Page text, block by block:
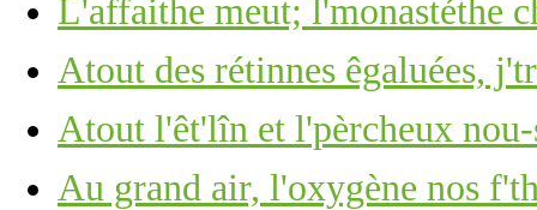
L'affaithe meut; l'monastéthe
Atout des rétinnes êgaluées,
Atout l'êt'lîn et l'pèrcheux
Au grand air, l'oxygène nos